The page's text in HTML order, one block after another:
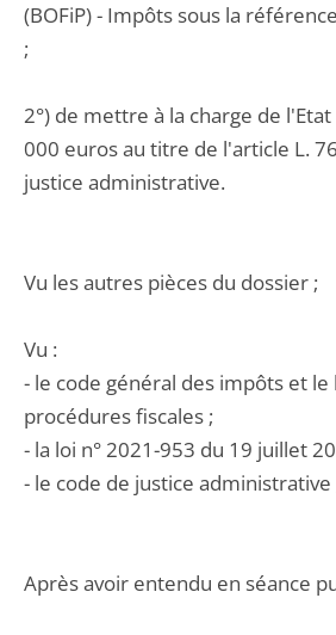
(BOFiP) - Impôts sous la
;
2°) de mettre à la charge de
000 euros au titre de l'article L.
justice administrative.
Vu les autres pièces du dossier ;
Vu :
- le code général des impôts et le
procédures fiscales ;
- la loi n° 2021-953 du 19 juillet
- le code de justice administrative
Après avoir entendu en séance